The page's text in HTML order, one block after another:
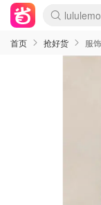
Sasa美
Cettire
Farfetch
WWS
viagogo
Myer清
The
David
Flannels
AMIRO
Oweek
Amazon
eToro入
Amazon
ICONIC
Moose
丝芙兰5
EUFY官
Trip机票
YSL送5
Amazon
David
Amazon
雅漾大喷
过敏原
伊索独
科颜氏
丝塔芙
订阅
Cult
Harrods
LN-CC
d'Alba空
EVE
Adore
CT圣诞
Luxury
MOON
Tingo
CR洗发
首页 抢好货 服饰